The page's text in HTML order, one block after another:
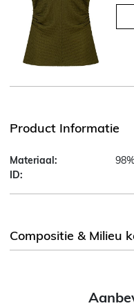
Product Informatie
Materiaal:
ID:
Compositie & Milieu